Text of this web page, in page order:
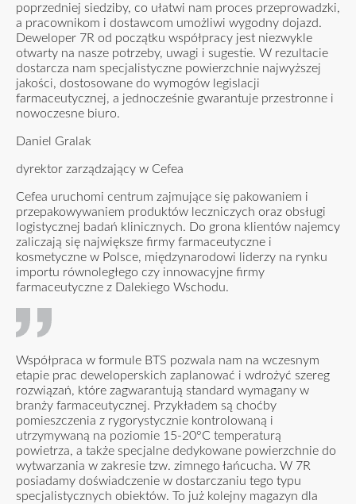
poprzedniej siedziby, co ułatwi nam proces przeprowadzki,
a pracownikom i dostawcom umożliwi wygodny dojazd.
Deweloper 7R od początku współpracy jest niezwykle
otwarty na nasze potrzeby, uwagi i sugestie. W rezultacie
dostarcza nam specjalistyczne powierzchnie najwyższej
jakości, dostosowane do wymogów legislacji
farmaceutycznej, a jednocześnie gwarantuje przestronne i
nowoczesne biuro.
Daniel Gralak
dyrektor zarządzający w Cefea
Cefea uruchomi centrum zajmujące się pakowaniem i
przepakowywaniem produktów leczniczych oraz obsługi
logistycznej badań klinicznych. Do grona klientów najemcy
zaliczają się największe firmy farmaceutyczne i
kosmetyczne w Polsce, międzynarodowi liderzy na rynku
importu równoległego czy innowacyjne firmy
farmaceutyczne z Dalekiego Wschodu.
Współpraca w formule BTS pozwala nam na wczesnym
etapie prac deweloperskich zaplanować i wdrożyć szereg
rozwiązań, które zagwarantują standard wymagany w
branży farmaceutycznej. Przykładem są choćby
pomieszczenia z rygorystycznie kontrolowaną i
utrzymywaną na poziomie 15-20°C temperaturą
powietrza, a także specjalne dedykowane powierzchnie do
wytwarzania w zakresie tzw. zimnego łańcucha. W 7R
posiadamy doświadczenie w dostarczaniu tego typu
specjalistycznych obiektów. To już kolejny magazyn dla